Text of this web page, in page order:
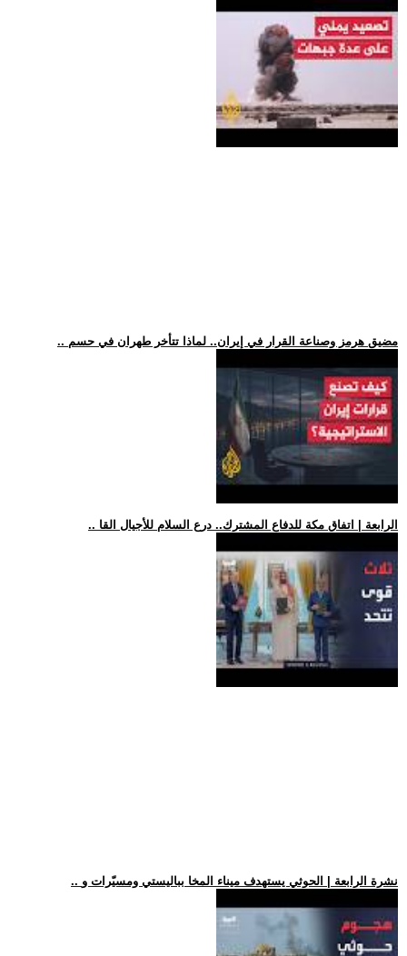
.. مضيق هرمز وصناعة القرار في إيران.. لماذا تتأخر طهران في حسم
.. الرابعة | اتفاق مكة للدفاع المشترك.. درع السلام للأجيال القا
.. نشرة الرابعة | الحوثي يستهدف ميناء المخا بباليستي ومسيّرات و